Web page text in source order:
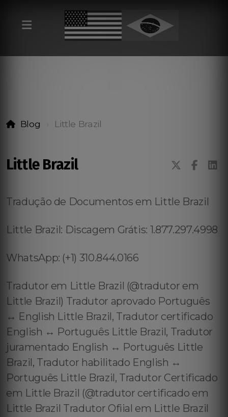
Blog Little Brazil
Little Brazil
Tradução de Documentos em Little Brazil
Little Brazil: Discagem Grátis: 1.877.297.4998
WhatsApp: (+1) 310.844.0166
Tradutor em Little Brazil (@tradutor em
Little Brazil) Tradutor aprovado Português
↔️ English Little Brazil, Tradutor certificado
English ↔️ Português Little Brazil, Tradutor
juramentado English ↔️ Português Little
Brazil, Tradutor habilitado English ↔️
Português Little Brazil, Tradutor Certificado
em Little Brazil (@tradutor certificado em
Little Brazil Tradutor Ofiial em Little Brazil